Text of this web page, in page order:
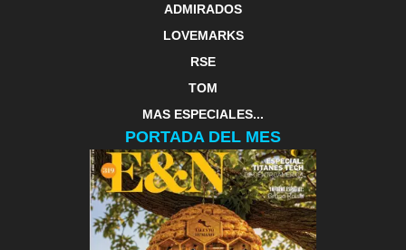
ADMIRADOS
LOVEMARKS
RSE
TOM
MAS ESPECIALES...
PORTADA DEL MES